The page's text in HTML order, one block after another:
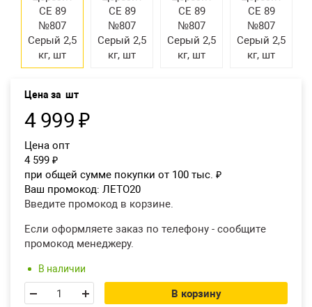
Цена за шт
4 999 ₽
Цена опт
4 599 ₽
при общей сумме покупки от 100 тыс. ₽
Ваш промокод: ЛЕТО20
Введите промокод в корзине.
Если оформляете заказ по телефону - сообщите
промокод менеджеру.
В наличии
В корзину